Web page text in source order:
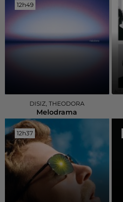
12h49
12h49
DISIZ, THEODORA
Melodrama
12h37
12h37